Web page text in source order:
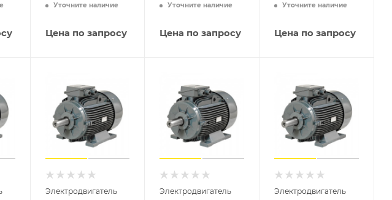
Уточните наличие
Цена по запросу
Уточните наличие
Цена по запросу
Уточните наличие
Цена по запросу
Электродвигатель
Электродвигатель
Электродвигатель